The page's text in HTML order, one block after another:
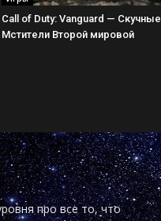
Call of Duty: Vanguard — Скучные
Мстители Второй мировой
про все то, что